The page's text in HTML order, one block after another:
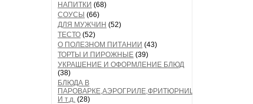
НАПИТКИ (68)
СОУСЫ (66)
ДЛЯ МУЖЧИН (52)
ТЕСТО (52)
О ПОЛЕЗНОМ ПИТАНИИ (43)
ТОРТЫ И ПИРОЖНЫЕ (39)
УКРАШЕНИЕ И ОФОРМЛЕНИЕ БЛЮД
(38)
БЛЮДА В
ПАРОВАРКЕ,АЭРОГРИЛЕ,ФРИТЮРНИЦЕ
И т.д. (28)